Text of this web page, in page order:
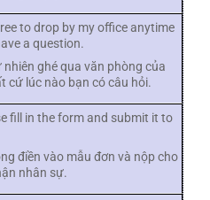
to drop by my office anytime
a question.
nhiên ghé qua văn phòng của
cứ lúc nào bạn có câu hỏi.
fill in the form and submit it to
điền vào mẫu đơn và nộp cho
nhân sự.